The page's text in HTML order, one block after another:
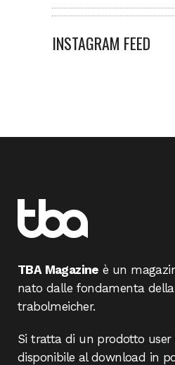
INSTAGRAM FEED
TBA Magazine è un
nato dalle fondamenta
trabolmeicher.
Si tratta di un prodotto user
disponibile al download in